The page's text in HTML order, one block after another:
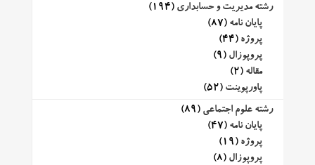
رشته مدیریت و حسابداری (194)
پایان نامه (87)
پروژه (44)
پروپوزال (9)
مقاله (2)
پاورپوینت (52)
رشته علوم اجتماعی (89)
پایان نامه (47)
پروژه (19)
پروپوزال (8)